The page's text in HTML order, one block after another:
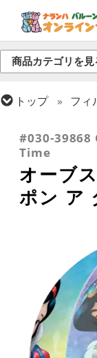
商品カテゴリを見
トップ フィ
#030-39868
Time
オーブ
ポン ア